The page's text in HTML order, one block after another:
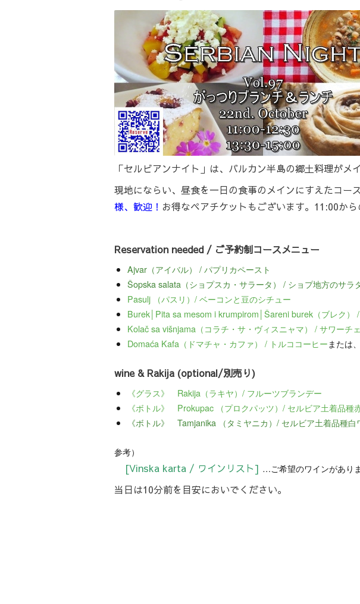
「セルビアンナイト」は、バルカン半島の郷土料理がメ
現地にならい、昼食を一日の食事のメインにすえたコー
様、歓迎！ お得なペアチケットもございます。11:00か
Reservation needed / ご予約制コースメニュー
Ajvar（アイバル） / パプリカペースト
Šopska salata（ショプスカ・サラータ） / ショプ地方のサラ
Pasulj （パスリ）/ ベーコンと豆のシチュー
Burek│Pita sa mesom i krumpirom│Šareni burek（ブレク）
Kolač sa višnjama（コラチ・サ・ヴィスニャマ） / サワーチ
Domaća Kafa（ドマチャ・カファ） / トルココーヒーまたは、
wine & Rakija (optional/別売り)
《グラス》 Rakija（ラキヤ）/ フルーツブランデー
《ボトル》 Prokupac （プロクパッツ）/ セルビア土着品種
《ボトル》 Tamjanika （タミヤニカ）/ セルビア土着品種白
参考）
[Vinska karta / ワインリスト] …ご希望のワインがあり
当日は10分前を目安においでください。